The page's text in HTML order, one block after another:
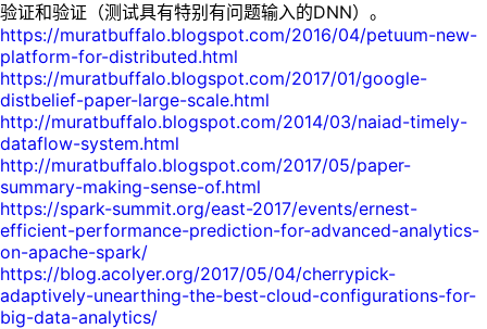
验证和验证（测试具有特别有问题输入的DNN）。
https://muratbuffalo.blogspot.com/2016/04/petuum-new-
platform-for-distributed.html
https://muratbuffalo.blogspot.com/2017/01/google-
distbelief-paper-large-scale.html
http://muratbuffalo.blogspot.com/2014/03/naiad-timely-
dataflow-system.html
http://muratbuffalo.blogspot.com/2017/05/paper-
summary-making-sense-of.html
https://spark-summit.org/east-2017/events/ernest-
efficient-performance-prediction-for-advanced-analytics-
on-apache-spark/
https://blog.acolyer.org/2017/05/04/cherrypick-
adaptively-unearthing-the-best-cloud-configurations-for-
big-data-analytics/